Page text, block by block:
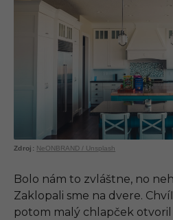
NeONBRAND / Unsplash
Bolo nám to zvláštne, no
Zaklopali sme na dvere.
potom malý chlapček otvoril